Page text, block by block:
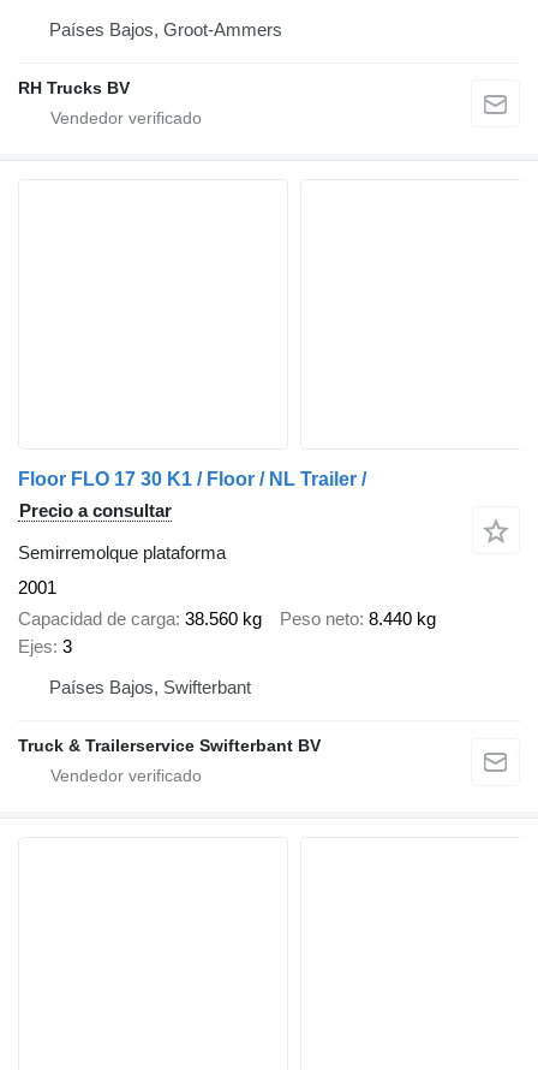
Países Bajos, Groot-Ammers
RH Trucks BV
Floor FLO 17 30 K1 / Floor / NL Trailer /
Precio a consultar
Semirremolque plataforma
2001
Capacidad de carga 38.560 kg Peso neto 8.440 kg
Ejes 3
Países Bajos, Swifterbant
Truck & Trailerservice Swifterbant BV